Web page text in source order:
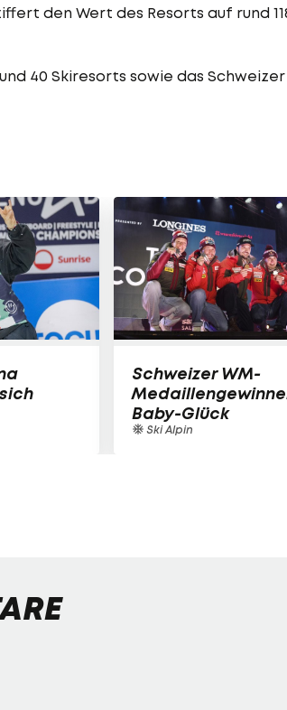
den Wert des Resorts auf rund
40 Skiresorts sowie das Schweizer
Schweizer WM-
Baby-Glück
Ski Alpin